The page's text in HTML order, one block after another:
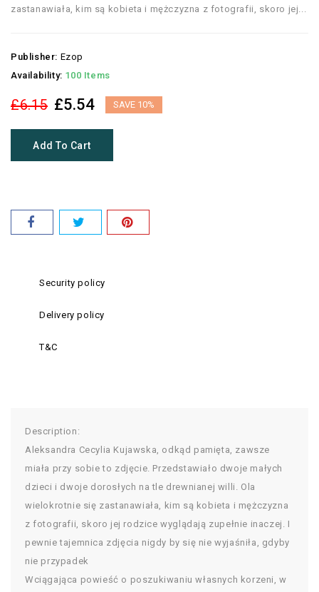
zastanawiała, kim są kobieta i mężczyzna z fotografii, skoro jej...
Publisher: Ezop
Availability: 100 Items
£6.15 £5.54 SAVE 10%
Add To Cart
Security policy
Delivery policy
T&C
Description:
Aleksandra Cecylia Kujawska, odkąd pamięta, zawsze
miała przy sobie to zdjęcie. Przedstawiało dwoje małych
dzieci i dwoje dorosłych na tle drewnianej willi. Ola
wielokrotnie się zastanawiała, kim są kobieta i mężczyzna
z fotografii, skoro jej rodzice wyglądają zupełnie inaczej. I
pewnie tajemnica zdjęcia nigdy by się nie wyjaśniła, gdyby
nie przypadek
Wciągająca powieść o poszukiwaniu własnych korzeni, w